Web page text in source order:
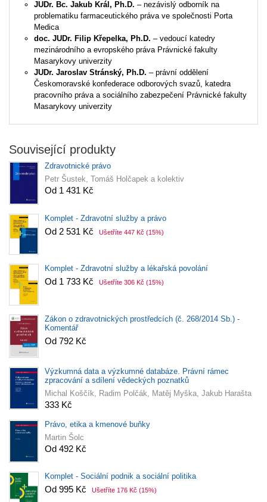
JUDr. Bc. Jakub Král, Ph.D. – nezávislý odborník na
problematiku farmaceutického práva ve společnosti Porta
Medica
doc. JUDr. Filip Křepelka, Ph.D. – vedoucí katedry
mezinárodního a evropského práva Právnické fakulty
Masarykovy univerzity
JUDr. Jaroslav Stránský, Ph.D. – právní oddělení
Českomoravské konfederace odborových svazů, katedra
pracovního práva a sociálního zabezpečení Právnické fakulty
Masarykovy univerzity
Související produkty
Zdravotnické právo
Petr Šustek, Tomáš Holčapek a kolektiv
Od 1 431 Kč
Komplet - Zdravotní služby a právo
Od 2 531 Kč Ušetříte 447 Kč (15%)
Komplet - Zdravotní služby a lékařská povolání
Od 1 733 Kč Ušetříte 306 Kč (15%)
Zákon o zdravotnických prostředcích (č. 268/2014 Sb.) -
Komentář
Od 792 Kč
Výzkumná data a výzkumné databáze. Právní rámec
zpracování a sdílení vědeckých poznatků
Michal Koščík, Radim Polčák, Matěj Myška, Jakub Harašta
333 Kč
Právo, etika a kmenové buňky
Martin Šolc
Od 492 Kč
Komplet - Sociální podnik a sociální politika
Od 995 Kč Ušetříte 176 Kč (15%)